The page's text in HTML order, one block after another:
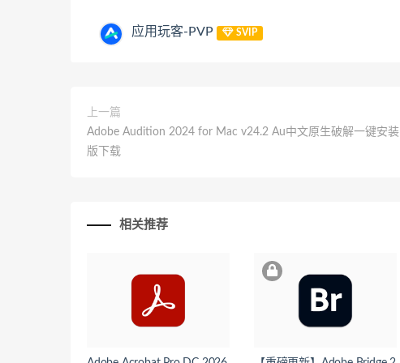
应用玩客-PVP SVIP
上一篇
Adobe Audition 2024 for Mac v24.2 Au中文原生破解一键安装
版下载
相关推荐